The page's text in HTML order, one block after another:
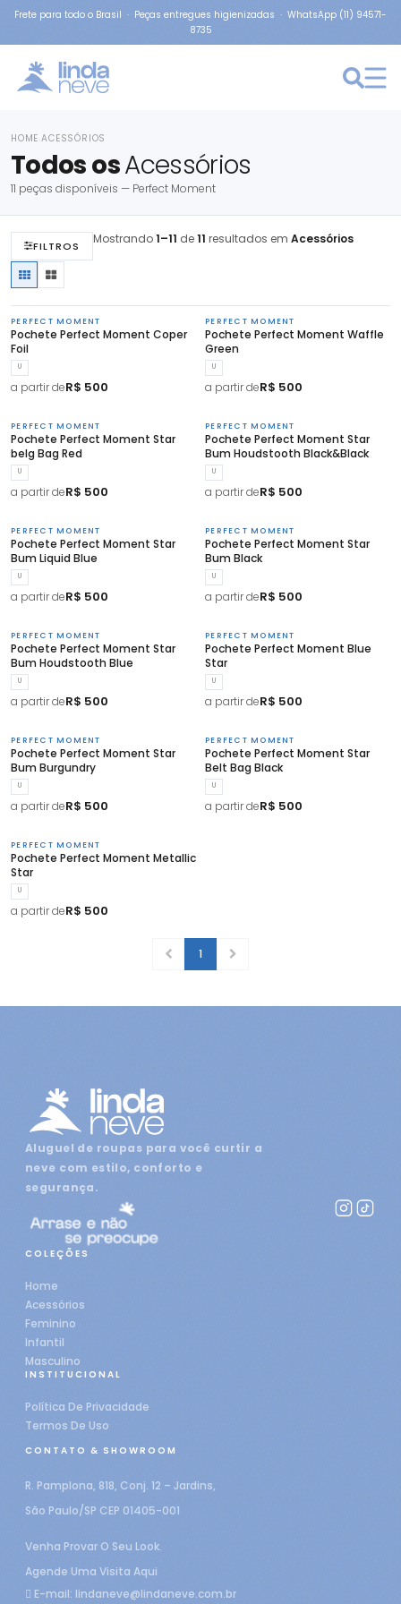
Frete para todo o Brasil · Peças entregues higienizadas · WhatsApp (11) 94571-
8735
HOME ›ACESSÓRIOS
Todos osAcessórios
11 peças disponíveis — Perfect Moment
FILTROS Mostrando1–11 de11 resultados em Acessórios
PERFECT MOMENT
Pochete Perfect Moment Coper
Foil
U
a partir deR$ 500
PERFECT MOMENT
Pochete Perfect Moment Waffle
Green
U
a partir deR$ 500
PERFECT MOMENT
Pochete Perfect Moment Star
belg Bag Red
U
a partir deR$ 500
PERFECT MOMENT
Pochete Perfect Moment Star
Bum Houdstooth Black&Black
U
a partir deR$ 500
PERFECT MOMENT
Pochete Perfect Moment Star
Bum Liquid Blue
U
a partir deR$ 500
PERFECT MOMENT
Pochete Perfect Moment Star
Bum Black
U
a partir deR$ 500
PERFECT MOMENT
Pochete Perfect Moment Star
Bum Houdstooth Blue
U
a partir deR$ 500
PERFECT MOMENT
Pochete Perfect Moment Blue
Star
U
a partir deR$ 500
PERFECT MOMENT
Pochete Perfect Moment Star
Bum Burgundry
U
a partir deR$ 500
PERFECT MOMENT
Pochete Perfect Moment Star
Belt Bag Black
U
a partir deR$ 500
PERFECT MOMENT
Pochete Perfect Moment Metallic
Star
U
a partir deR$ 500
1
Aluguel de roupas para você curtir a
neve com estilo, conforto e
segurança.
COLEÇÕES
Home
Acessórios
Feminino
Infantil
Masculino
INSTITUCIONAL
Política De Privacidade
Termos De Uso
CONTATO & SHOWROOM
R. Pamplona, 818, Conj. 12 – Jardins,
São Paulo/SP CEP 01405-001
Venha Provar O Seu Look.
Agende Uma Visita Aqui
E-mail: lindaneve@lindaneve.com.br